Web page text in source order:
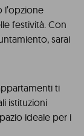
l’opzione
festività. Con
sarai
ti
istituzioni
ideale per i